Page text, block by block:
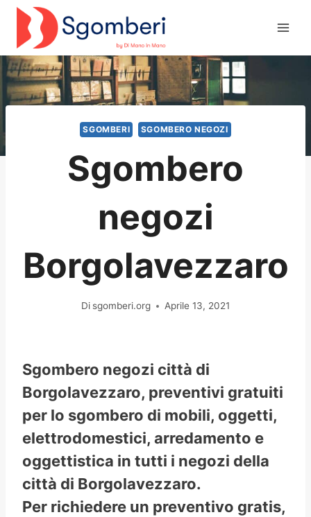
Salta
contenuto
SGOMBERI SGOMBERO NEGOZI
Sgombero
negozi
Borgolavezzaro
Di sgomberi.org Aprile 13, 2021
Sgombero negozi città di
Borgolavezzaro, preventivi gratuiti
per lo sgombero di mobili, oggetti,
elettrodomestici, arredamento e
oggettistica in tutti i negozi della
città di Borgolavezzaro.
Per richiedere un preventivo gratis,